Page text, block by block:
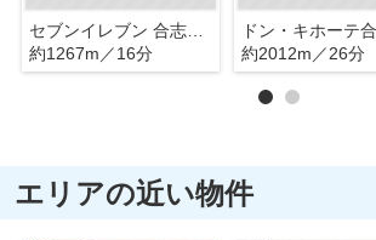
セブンイレブン 合志木原野店
約1267m／16分
ドン・キホーテ
約2012m／26分
エリアの近い物件